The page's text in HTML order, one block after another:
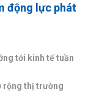
động lực phát
tới kinh tế tuần
rộng thị trường